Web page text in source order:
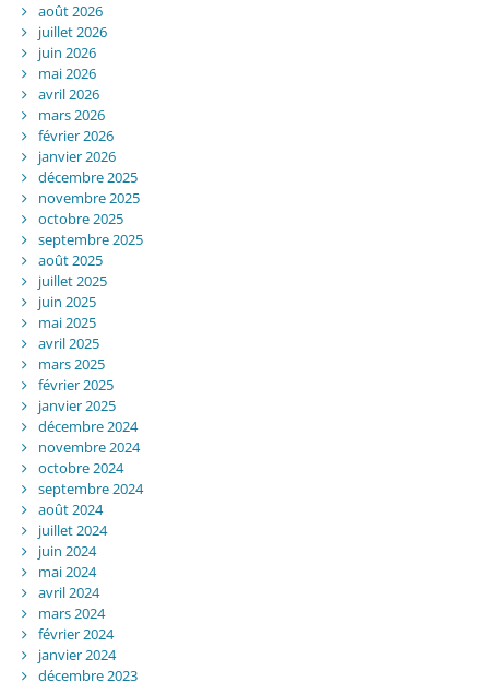
août 2026
juillet 2026
juin 2026
mai 2026
avril 2026
mars 2026
février 2026
janvier 2026
décembre 2025
novembre 2025
octobre 2025
septembre 2025
août 2025
juillet 2025
juin 2025
mai 2025
avril 2025
mars 2025
février 2025
janvier 2025
décembre 2024
novembre 2024
octobre 2024
septembre 2024
août 2024
juillet 2024
juin 2024
mai 2024
avril 2024
mars 2024
février 2024
janvier 2024
décembre 2023